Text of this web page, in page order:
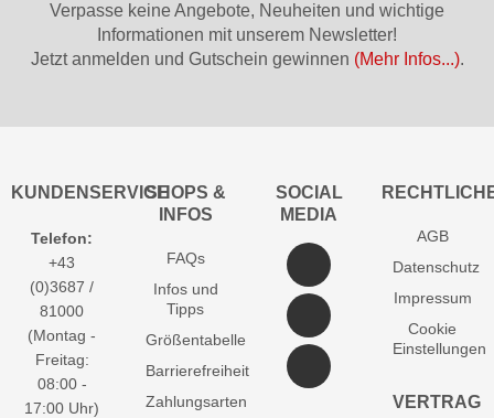
Verpasse keine Angebote, Neuheiten und wichtige
Informationen mit unserem Newsletter!
Jetzt anmelden und Gutschein gewinnen (Mehr Infos...).
KUNDENSERVICE
Telefon:
+43
(0)3687 /
81000
(Montag -
Freitag:
08:00 -
17:00 Uhr)
SHOPS &
INFOS
FAQs
Infos und
Tipps
Größentabelle
Barrierefreiheit
Zahlungsarten
SOCIAL
MEDIA
AGB
Datenschutz
Impressum
Cookie
Einstellungen
VERTRAG